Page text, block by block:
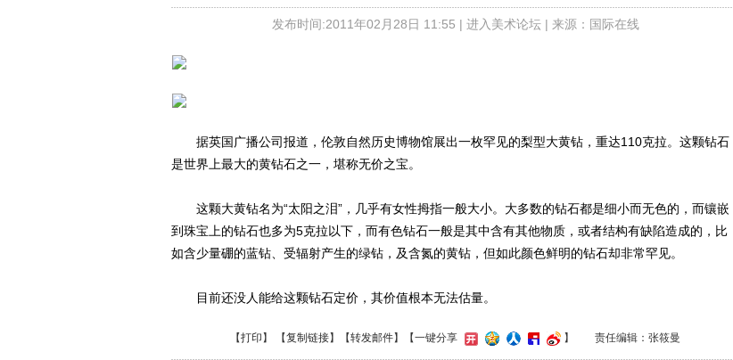
发布时间:2011年02月28日 11:55 | 进入美术论坛| 来源：国际在线
据英国广播公司报道，伦敦自然历史博物馆展出一枚罕见的梨型大黄钻，重达110克拉。这颗钻石
是世界上最大的黄钻石之一，堪称无价之宝。
这颗大黄钻名为“太阳之泪”，几乎有女性拇指一般大小。大多数的钻石都是细小而无色的，而镶嵌
到珠宝上的钻石也多为5克拉以下，而有色钻石一般是其中含有其他物质，或者结构有缺陷造成的，比
如含少量硼的蓝钻、受辐射产生的绿钻，及含氮的黄钻，但如此颜色鲜明的钻石却非常罕见。
目前还没人能给这颗钻石定价，其价值根本无法估量。
【打印 】 【复制链接】【转发邮件】 【一键分享 】 责任编辑：张筱曼